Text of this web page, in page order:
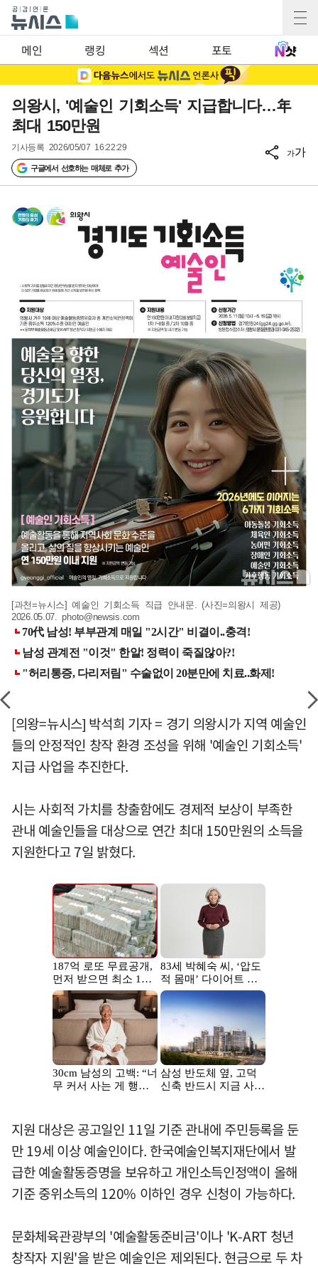
메인 랭킹 섹션 포토
의왕시, '예술인 기회소득' 지급합니다…年
최대 150만원
기사등록 2026/05/07 16:22:29
구글에서 선호하는 매체로 추가
가가
[과천=뉴시스] 예술인 기회소득 직급 안내문. (사진=의왕시 제공)
2026.05.07.photo@newsis.com
[의왕=뉴시스] 박석희 기자 = 경기 의왕시가 지역 예술인
들의 안정적인 창작 환경 조성을 위해 '예술인 기회소득'
지급 사업을 추진한다.
시는 사회적 가치를 창출함에도 경제적 보상이 부족한
관내 예술인들을 대상으로 연간 최대 150만원의 소득을
지원한다고 7일 밝혔다.
지원 대상은 공고일인 11일 기준 관내에 주민등록을 둔
만 19세 이상 예술인이다. 한국예술인복지재단에서 발
급한 예술활동증명을 보유하고 개인소득인정액이 올해
기준 중위소득의 120% 이하인 경우 신청이 가능하다.
문화체육관광부의 '예술활동준비금'이나 'K-ART 청년
창작자 지원'을 받은 예술인은 제외된다. 현금으로 두 차